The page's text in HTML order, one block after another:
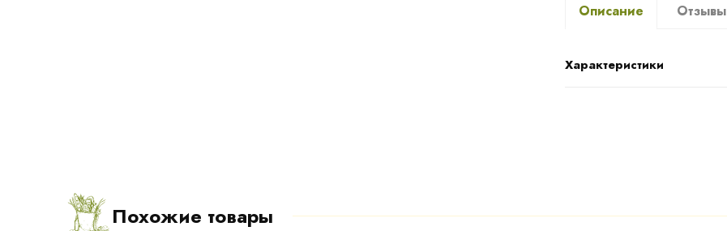
Описание Отзывы
Характеристики
Похожие товары